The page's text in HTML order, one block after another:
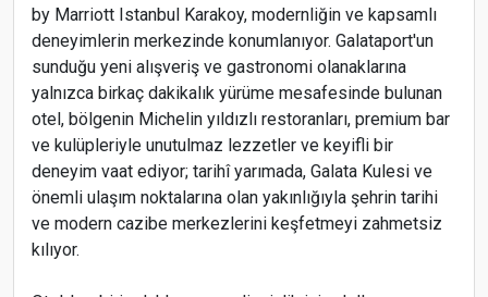
by Marriott Istanbul Karakoy, modernliğin ve kapsamlı
deneyimlerin merkezinde konumlanıyor. Galataport'un
sunduğu yeni alışveriş ve gastronomi olanaklarına
yalnızca birkaç dakikalık yürüme mesafesinde bulunan
otel, bölgenin Michelin yıldızlı restoranları, premium bar
ve kulüpleriyle unutulmaz lezzetler ve keyifli bir
deneyim vaat ediyor; tarihî yarımada, Galata Kulesi ve
önemli ulaşım noktalarına olan yakınlığıyla şehrin tarihi
ve modern cazibe merkezlerini keşfetmeyi zahmetsiz
kılıyor.